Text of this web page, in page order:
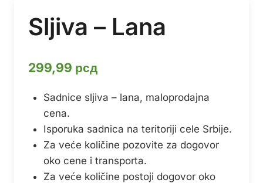
Sljiva – Lana
299,99 рсд
Sadnice sljiva – lana, maloprodajna
cena.
Isporuka sadnica na teritoriji cele Srbije.
Za veće količine pozovite za dogovor
oko cene i transporta.
Za veće količine postoji dogovor oko